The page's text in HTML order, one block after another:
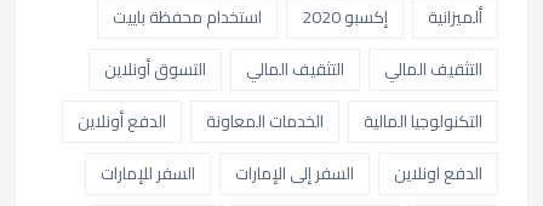
ألميزانية إكسبو 2020
استخدام محفظة باييت
التثقيف المالي
التثقيف المالي
التسوق أونلاين
التكنولوجيا المالية
الخدمات المعاونة
الدفع أونلاين
الدفع اونلاين
السفر إلى الإمارات
السفر للإمارات